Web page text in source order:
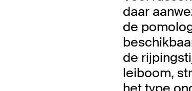
daar
de
de
leiboom,